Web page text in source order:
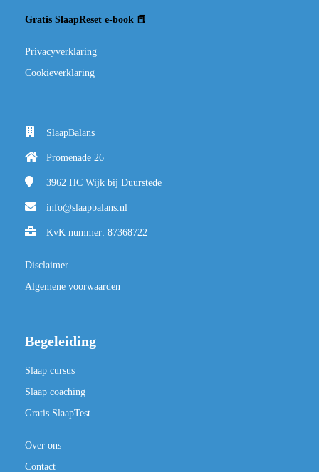
Gratis SlaapReset e-book 📕
Privacyverklaring
Cookieverklaring
SlaapBalans
Promenade 26
3962 HC Wijk bij Duurstede
info@slaapbalans.nl
KvK nummer: 87368722
Disclaimer
Algemene voorwaarden
Begeleiding
Slaap cursus
Slaap coaching
Gratis SlaapTest
Over ons
Contact